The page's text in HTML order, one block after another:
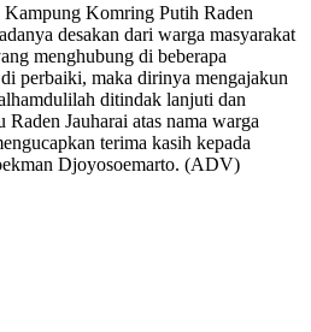
Komring Putih Raden
desakan dari warga masyarakat
menghubung di beberapa
perbaiki, maka dirinya mengajakun
ditindak lanjuti dan
Jauharai atas nama warga
terima kasih kepada
Djoyosoemarto. (ADV)